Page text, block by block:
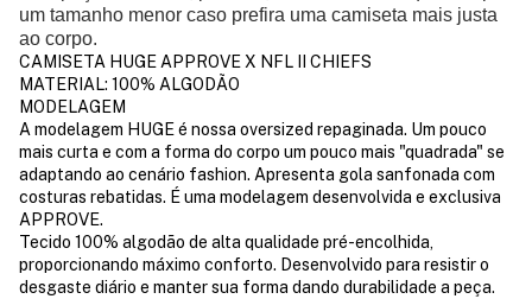
um tamanho menor caso prefira uma camiseta mais justa
ao corpo.
CAMISETA HUGE APPROVE X NFL II CHIEFS
MATERIAL: 100% ALGODÃO
MODELAGEM
A modelagem HUGE é nossa oversized repaginada. Um pouco
mais curta e com a forma do corpo um pouco mais "quadrada" se
adaptando ao cenário fashion. Apresenta gola sanfonada com
costuras rebatidas. É uma modelagem desenvolvida e exclusiva
APPROVE.
Tecido 100% algodão de alta qualidade pré-encolhida,
proporcionando máximo conforto. Desenvolvido para resistir o
desgaste diário e manter sua forma dando durabilidade a peça.